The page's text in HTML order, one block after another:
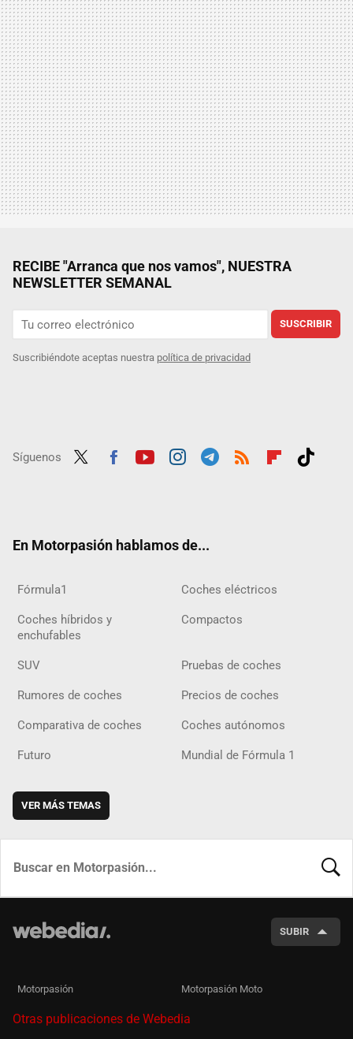
RECIBE "Arranca que nos vamos", NUESTRA
NEWSLETTER SEMANAL
SUSCRIBIR
Suscribiéndote aceptas nuestra política de privacidad
Síguenos
En Motorpasión hablamos de...
Fórmula1 Coches eléctricos
Coches híbridos y
enchufables
Compactos
SUV Pruebas de coches
Rumores de coches Precios de coches
Comparativa de coches Coches autónomos
Futuro Mundial de Fórmula 1
VER MÁS TEMAS
SUBIR
Motorpasión Motorpasión Moto
Otras publicaciones de Webedia